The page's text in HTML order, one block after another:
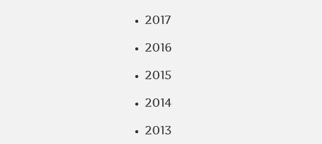
2017
2016
2015
2014
2013